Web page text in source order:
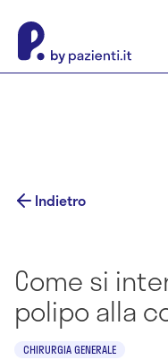
Indietro
Come si
polipo alla
CHIRURGIA GENERALE